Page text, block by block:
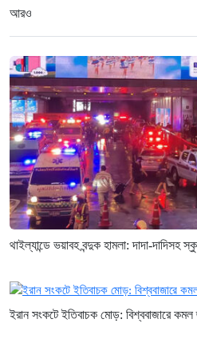
আরও
থাইল্যান্ডে ভয়াবহ বন্দুক হামলা: দাদা-
ইরান সংকটে ইতিবাচক মোড়: বিশ্ববাজারে কমল